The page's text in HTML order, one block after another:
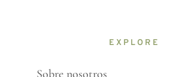
EXPLORE